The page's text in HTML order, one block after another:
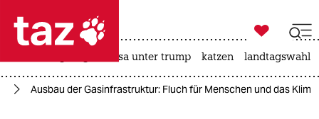
 taz zahl ich
taz zahl ich

taz zahl ich
usa unter trump katzen landtagswahl
Ausbau der Gasinfrastruktur: Fluch für Menschen und das Klima